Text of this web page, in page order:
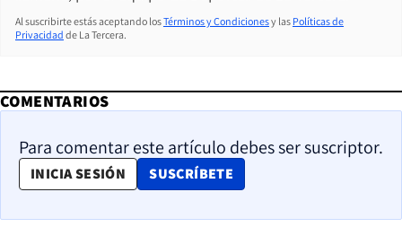
Al suscribirte estás aceptando losTérminos y Condicionesy las Políticas de
Privacidad de La Tercera.
COMENTARIOS
Para comentar este artículo debes ser suscriptor.
INICIA SESIÓN SUSCRÍBETE
OPENS IN NEW WINDOW